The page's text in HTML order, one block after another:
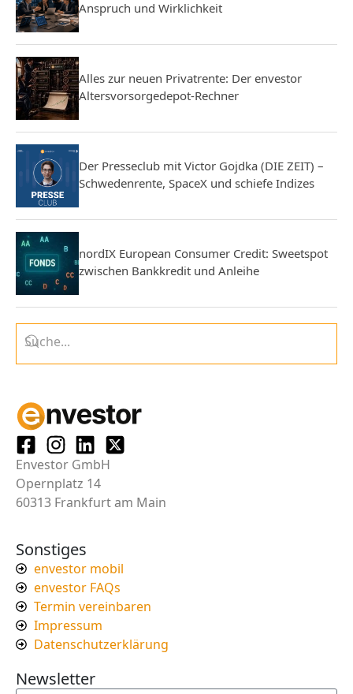
Anspruch und Wirklichkeit
Alles zur neuen Privatrente: Der envestor
Altersvorsorgedepot-Rechner
Der Presseclub mit Victor Gojdka (DIE ZEIT) –
Schwedenrente, SpaceX und schiefe Indizes
nordIX European Consumer Credit: Sweetspot
zwischen Bankkredit und Anleihe
Envestor GmbH
Opernplatz 14
60313 Frankfurt am Main
Sonstiges
envestor mobil
envestor FAQs
Termin vereinbaren
Impressum
Datenschutzerklärung
Newsletter